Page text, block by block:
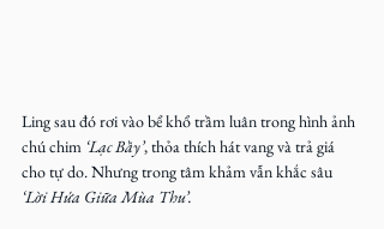
Ling sau đó rơi vào bể khổ trầm luân trong hình ảnh
chú chim ‘Lạc Bầy’, thỏa thích hát vang và trả giá
cho tự do. Nhưng trong tâm khảm vẫn khắc sâu
‘Lời Hứa Giữa Mùa Thu’.